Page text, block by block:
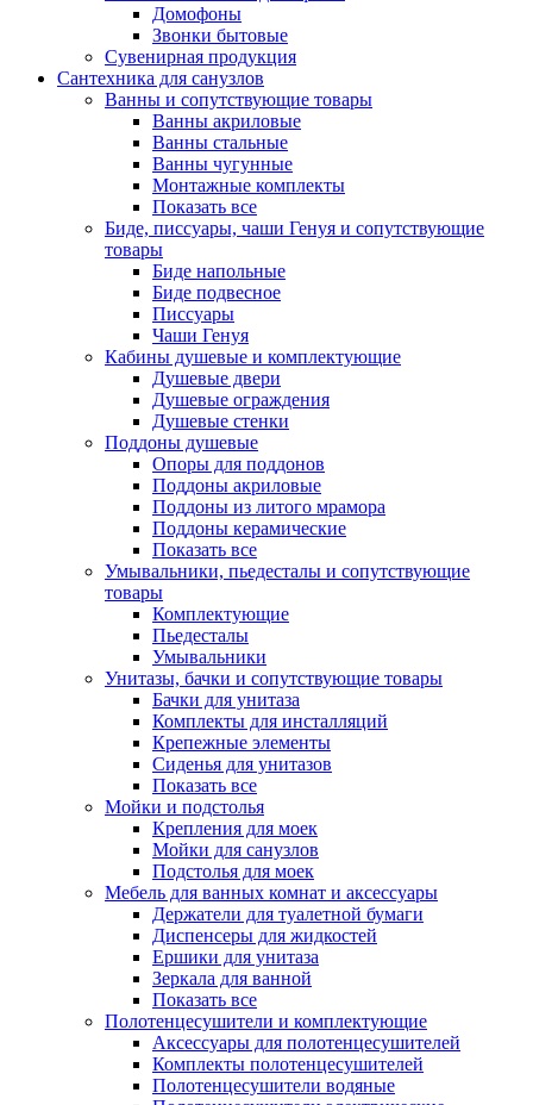
Домофоны
Звонки бытовые
Сувенирная продукция
Сантехника для санузлов
Ванны и сопутствующие товары
Ванны акриловые
Ванны стальные
Ванны чугунные
Монтажные комплекты
Показать все
Биде, писсуары, чаши Генуя и сопутствующие
товары
Биде напольные
Биде подвесное
Писсуары
Чаши Генуя
Кабины душевые и комплектующие
Душевые двери
Душевые ограждения
Душевые стенки
Поддоны душевые
Опоры для поддонов
Поддоны акриловые
Поддоны из литого мрамора
Поддоны керамические
Показать все
Умывальники, пьедесталы и сопутствующие
товары
Комплектующие
Пьедесталы
Умывальники
Унитазы, бачки и сопутствующие товары
Бачки для унитаза
Комплекты для инсталляций
Крепежные элементы
Сиденья для унитазов
Показать все
Мойки и подстолья
Крепления для моек
Мойки для санузлов
Подстолья для моек
Мебель для ванных комнат и аксессуары
Держатели для туалетной бумаги
Диспенсеры для жидкостей
Ершики для унитаза
Зеркала для ванной
Показать все
Полотенцесушители и комплектующие
Аксессуары для полотенцесушителей
Комплекты полотенцесушителей
Полотенцесушители водяные